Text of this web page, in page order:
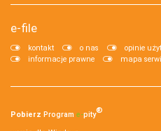
e-file
kontakt o nas opinie
informacje prawne
mapa
Pobierz Program e‑pity®